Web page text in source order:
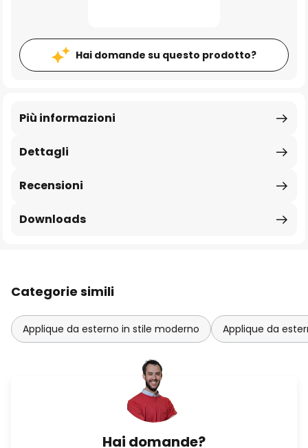
Hai domande su questo prodotto?
Dettagli
Più informazioni
Recensioni
Downloads
Categorie simili
Applique da esterno in stile moderno Applique da
Hai domande?